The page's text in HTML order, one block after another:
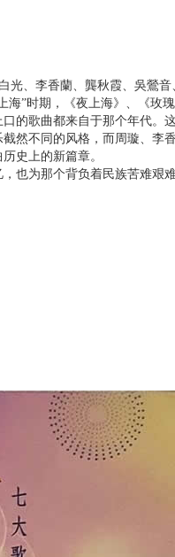
光、李香蘭、龔秋霞、吳鶯音
”时期，《夜上海》、《玫瑰
的歌曲都来自于那个年代。
然不同的风格，而周璇、李
史上的新篇章。
也为那个背负着民族苦难艰